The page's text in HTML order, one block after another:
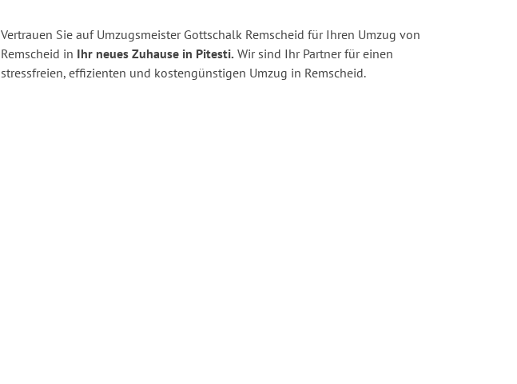
Vertrauen Sie auf Umzugsmeister Gottschalk Remscheid für Ihren Umzug von
Remscheid in Ihr neues Zuhause in Pitesti. Wir sind Ihr Partner für einen
stressfreien, effizienten und kostengünstigen Umzug in Remscheid.